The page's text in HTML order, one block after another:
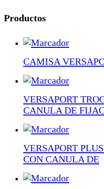
Productos
CAMISA
VERSAPORT
CANULA DE
VERSAPORT
CON CANULA DE